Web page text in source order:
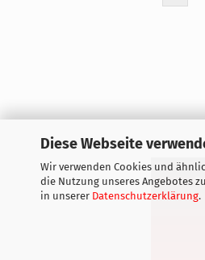
Diese Webseite
Wir verwenden Cookies und
die Nutzung unseres Angebotes
in unserer Datenschutzerklärung.